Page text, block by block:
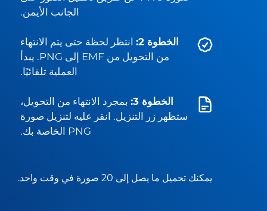
الجانب الأيمن.
الخطوة 2:
انتظر لحظة حتى يتم الانتهاء
من التحويل من EMF إلى PNG. يبدأ
العملية تلقائيًا.
الخطوة 3:
بمجرد الانتهاء من التحويل،
ستظهر زر التنزيل. انقر عليه لتنزيل صورة
PNG الخاصة بك.
يمكنك تحميل ما يصل إلى 20 صورة في وقت واحد.